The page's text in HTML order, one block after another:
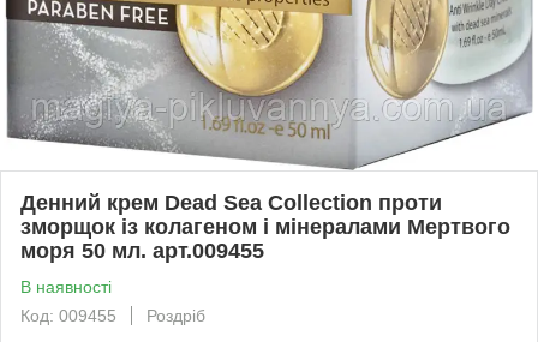
Денний крем Dead Sea Collection проти
зморщок із колагеном і мінералами Мертвого
моря 50 мл. арт.009455
В наявності
Код: 009455
Роздріб